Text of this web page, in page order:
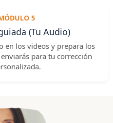
5
(Tu Audio)
en los videos y prepara los
para tu corrección